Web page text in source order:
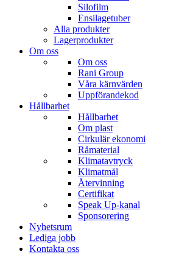
Silofilm
Ensilagetuber
Alla produkter
Lagerprodukter
Om oss
Om oss
Rani Group
Våra kärnvärden
Uppförandekod
Hållbarhet
Hållbarhet
Om plast
Cirkulär ekonomi
Råmaterial
Klimatavtryck
Klimatmål
Återvinning
Certifikat
Speak Up-kanal
Sponsorering
Nyhetsrum
Lediga jobb
Kontakta oss